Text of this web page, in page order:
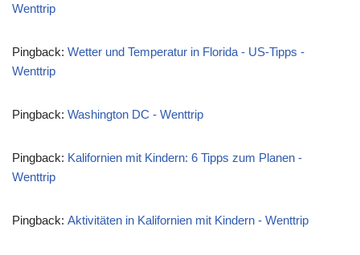
Wenttrip
Pingback: Wetter und Temperatur in Florida - US-Tipps -
Wenttrip
Pingback: Washington DC - Wenttrip
Pingback: Kalifornien mit Kindern: 6 Tipps zum Planen -
Wenttrip
Pingback: Aktivitäten in Kalifornien mit Kindern - Wenttrip